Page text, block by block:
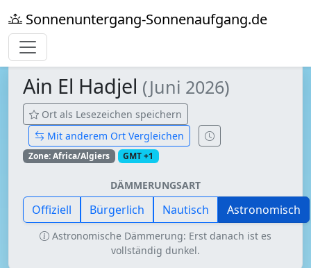
Sonnenuntergang-Sonnenaufgang.de
Ain El Hadjel (Juni 2026)
Ort als Lesezeichen speichern
Mit anderem Ort Vergleichen
Zone: Africa/Algiers GMT +1
DÄMMERUNGSART
Offiziell Bürgerlich Nautisch Astronomisch
Astronomische Dämmerung: Erst danach ist es
vollständig dunkel.